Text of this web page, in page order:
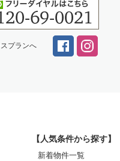
プランへ
【人気条件から探す】
新着物件一覧